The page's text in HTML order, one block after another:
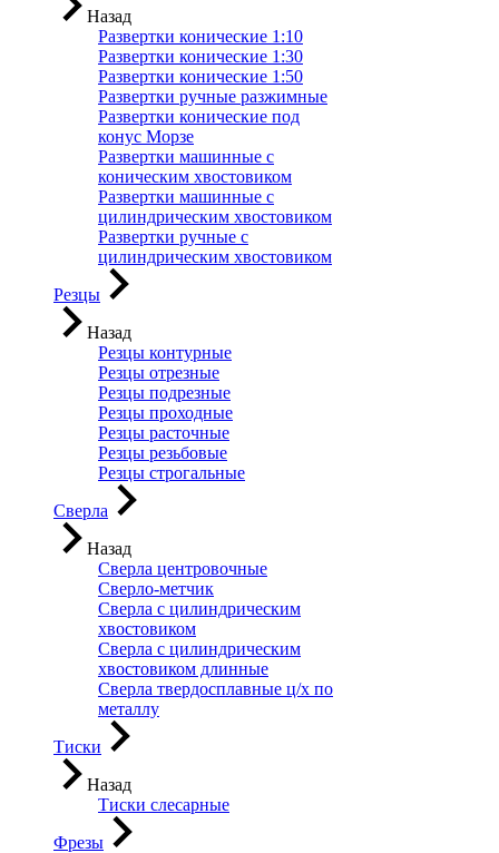
Назад
Развертки конические 1:10
Развертки конические 1:30
Развертки конические 1:50
Развертки ручные разжимные
Развертки конические под
конус Морзе
Развертки машинные с
коническим хвостовиком
Развертки машинные с
цилиндрическим хвостовиком
Развертки ручные с
цилиндрическим хвостовиком
Резцы
Назад
Резцы контурные
Резцы отрезные
Резцы подрезные
Резцы проходные
Резцы расточные
Резцы резьбовые
Резцы строгальные
Сверла
Назад
Сверла центровочные
Сверло-метчик
Сверла с цилиндрическим
хвостовиком
Сверла с цилиндрическим
хвостовиком длинные
Сверла твердосплавные ц/х по
металлу
Тиски
Назад
Тиски слесарные
Фрезы